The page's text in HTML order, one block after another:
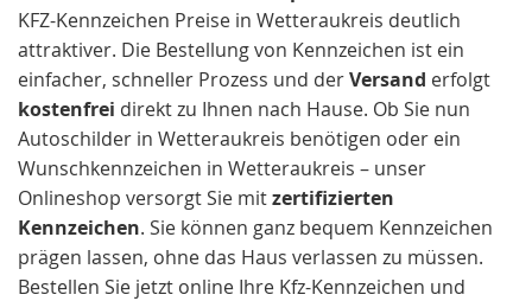
KFZ-Kennzeichen Preise in Wetteraukreis deutlich
attraktiver. Die Bestellung von Kennzeichen ist ein
einfacher, schneller Prozess und derVersand erfolgt
kostenfrei direkt zu Ihnen nach Hause. Ob Sie nun
Autoschilder in Wetteraukreis benötigen oder ein
Wunschkennzeichen in Wetteraukreis – unser
Onlineshop versorgt Sie mitzertifizierten
Kennzeichen. Sie können ganz bequem Kennzeichen
prägen lassen, ohne das Haus verlassen zu müssen.
Bestellen Sie jetzt online Ihre Kfz-Kennzeichen und